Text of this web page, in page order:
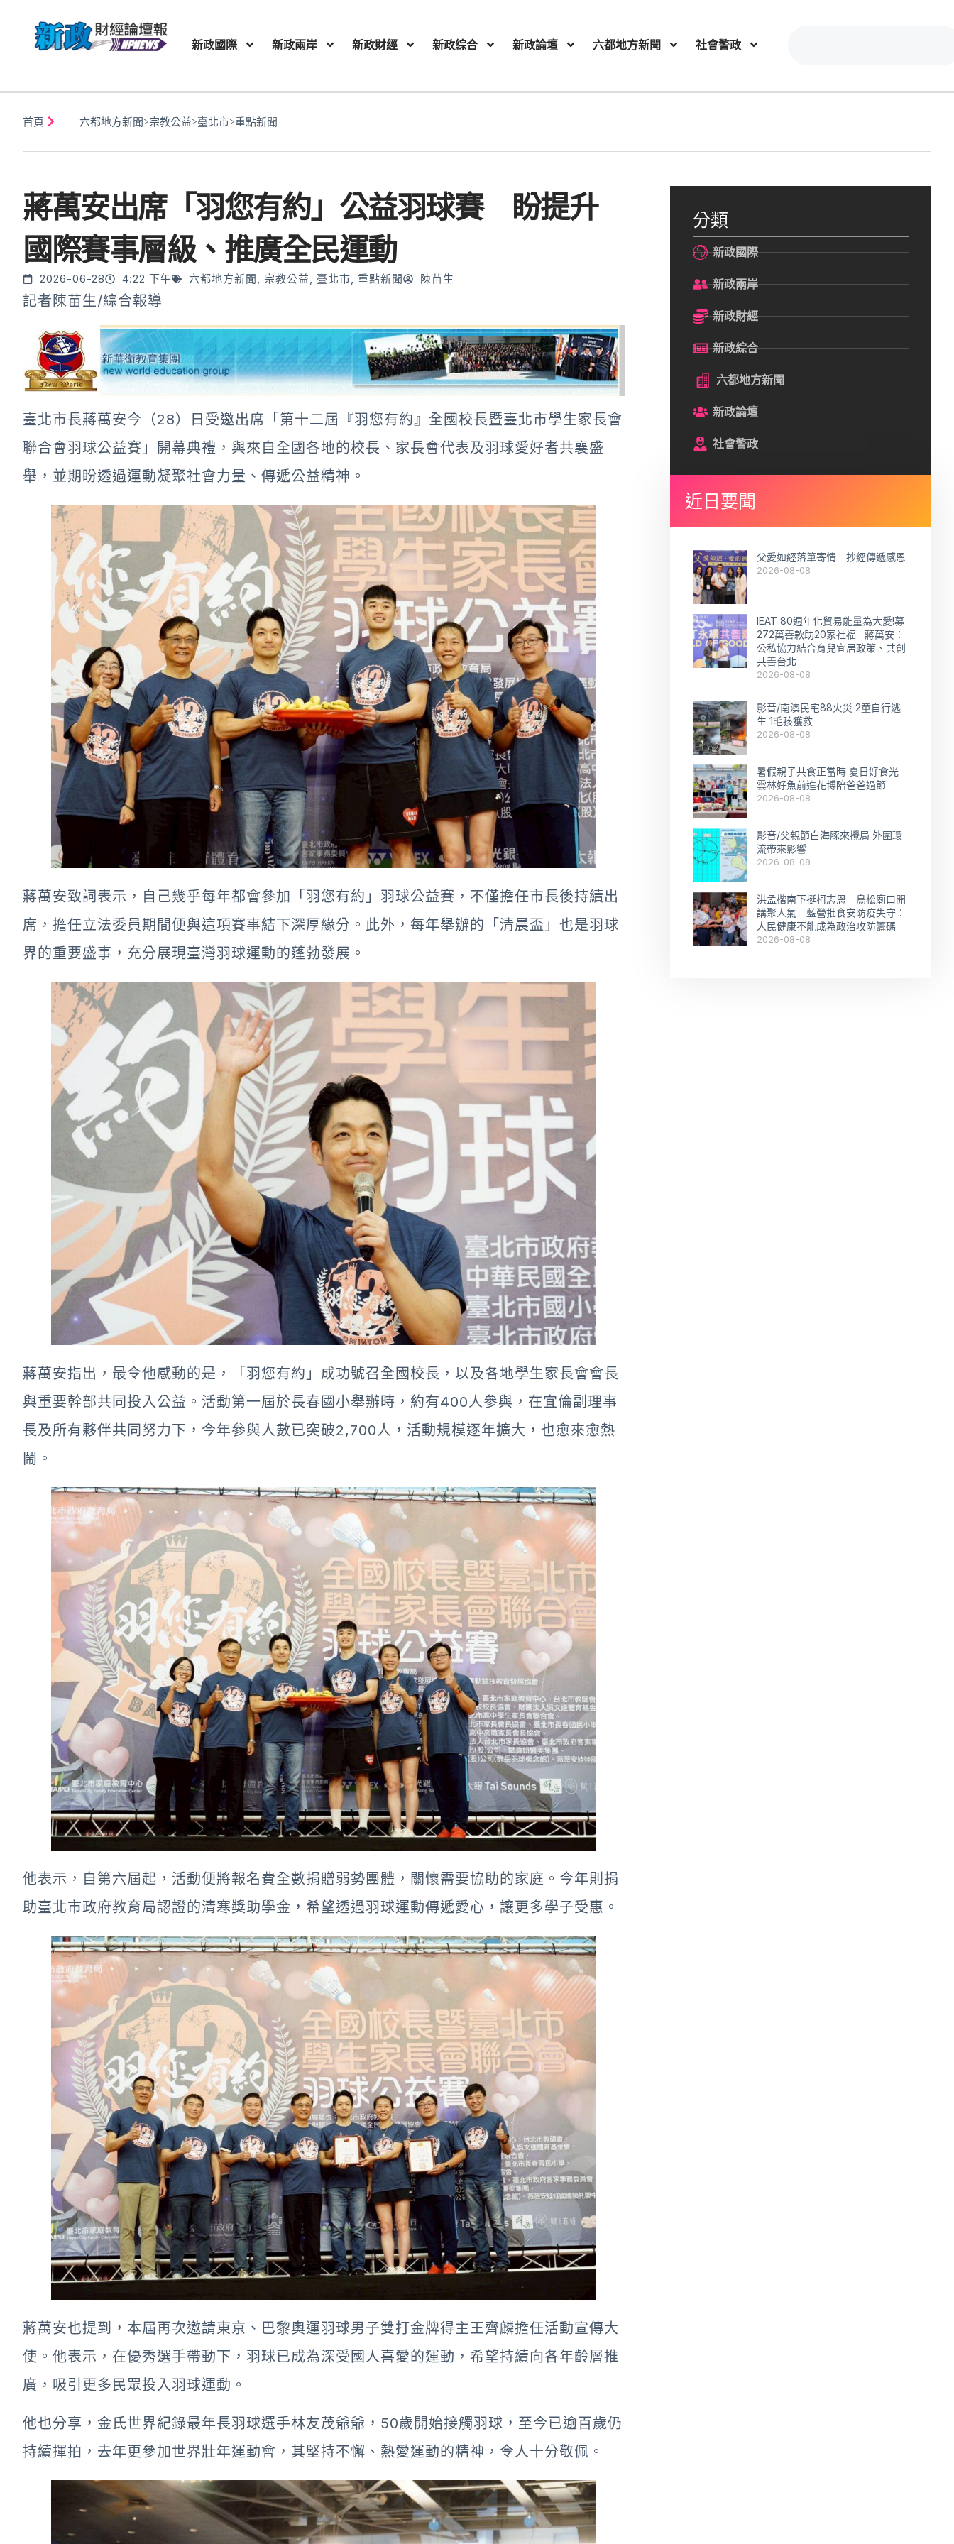
新政國際 新政兩岸 新政財經 新政綜合 新政論壇 六都地方新聞 社會警政
首頁 六都地方新聞>宗教公益>臺北市>重點新聞
蔣萬安出席「羽您有約」公益羽球賽 盼提升
國際賽事層級、推廣全民運動
2026-06-28 4:22 下午 六都地方新聞, 宗教公益, 臺北市, 重點新聞 陳苗生
記者陳苗生/綜合報導
臺北市長蔣萬安今（28）日受邀出席「第十二屆『羽您有約』全國校長暨臺北市學生家長會
聯合會羽球公益賽」開幕典禮，與來自全國各地的校長、家長會代表及羽球愛好者共襄盛
舉，並期盼透過運動凝聚社會力量、傳遞公益精神。
蔣萬安致詞表示，自己幾乎每年都會參加「羽您有約」羽球公益賽，不僅擔任市長後持續出
席，擔任立法委員期間便與這項賽事結下深厚緣分。此外，每年舉辦的「清晨盃」也是羽球
界的重要盛事，充分展現臺灣羽球運動的蓬勃發展。
蔣萬安指出，最令他感動的是，「羽您有約」成功號召全國校長，以及各地學生家長會會長
與重要幹部共同投入公益。活動第一屆於長春國小舉辦時，約有400人參與，在宜倫副理事
長及所有夥伴共同努力下，今年參與人數已突破2,700人，活動規模逐年擴大，也愈來愈熱
鬧。
他表示，自第六屆起，活動便將報名費全數捐贈弱勢團體，關懷需要協助的家庭。今年則捐
助臺北市政府教育局認證的清寒獎助學金，希望透過羽球運動傳遞愛心，讓更多學子受惠。
蔣萬安也提到，本屆再次邀請東京、巴黎奧運羽球男子雙打金牌得主王齊麟擔任活動宣傳大
使。他表示，在優秀選手帶動下，羽球已成為深受國人喜愛的運動，希望持續向各年齡層推
廣，吸引更多民眾投入羽球運動。
他也分享，金氏世界紀錄最年長羽球選手林友茂爺爺，50歲開始接觸羽球，至今已逾百歲仍
持續揮拍，去年更參加世界壯年運動會，其堅持不懈、熱愛運動的精神，令人十分敬佩。
分類
新政國際
新政兩岸
新政財經
新政綜合
六都地方新聞
新政論壇
社會警政
近日要聞
父愛如經落筆寄情 抄經傳遞感恩
2026-08-08
IEAT 80週年化貿易能量為大愛!募
272萬善款助20家社福 蔣萬安：
公私協力結合育兒宜居政策、共創
共善台北
2026-08-08
影音/南澳民宅88火災 2童自行逃
生 1毛孩獲救
2026-08-08
暑假親子共食正當時 夏日好食光
雲林好魚前進花博陪爸爸過節
2026-08-08
影音/父親節白海豚來攪局 外圍環
流帶來影響
2026-08-08
洪孟楷南下挺柯志恩 鳥松廟口開
講聚人氣 藍營批食安防疫失守：
人民健康不能成為政治攻防籌碼
2026-08-08